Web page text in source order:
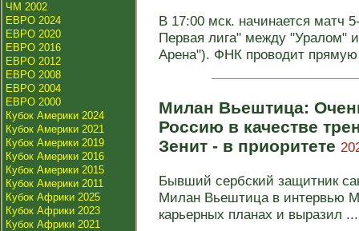
ЧМ 2002
ЕВРО 2024
ЕВРО 2020
ЕВРО 2016
ЕВРО 2012
ЕВРО 2008
ЕВРО 2004
ЕВРО 2000
Кубок Америки 2024
Кубок Америки 2021
Кубок Америки 2019
Кубок Америки 2016
Кубок Америки 2015
Кубок Америки 2011
Кубок Африки 2025
Кубок Африки 2023
Кубок Африки 2021
В 17:00 мск. начинается матч
Первая лига" между "Уралом"
Арена"). ФНК проводит
Милан Вьештица:
Россию в качестве
Зенит - в приоритете
Бывший сербский защитник
Милан Вьештица в интервью
карьерных планах и выразил ...